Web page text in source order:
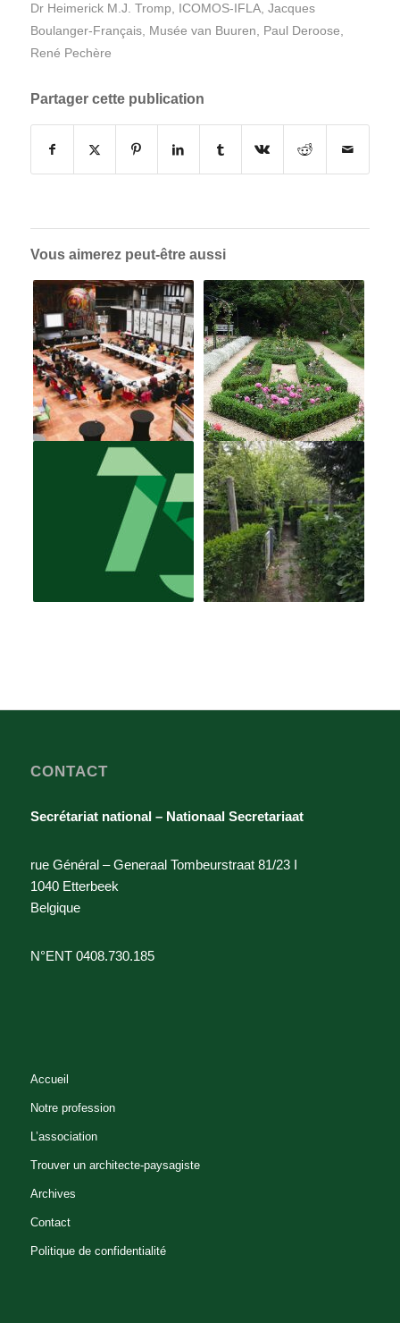
Dr Heimerick M.J. Tromp
ICOMOS-IFLA, Jacques
Boulanger-Français, Musée van Buuren Paul Deroose
René Pechère
Partager cette publication
Vous aimerez peut-être aussi
CONTACT
Secrétariat national – Nationaal Secretariaat
rue Général – Generaal Tombeurstraat 81/23 I
1040 Etterbeek
Belgique
N°ENT 0408.730.185
Accueil
Notre profession
L’association
Trouver un architecte-paysagiste
Archives
Contact
Politique de confidentialité